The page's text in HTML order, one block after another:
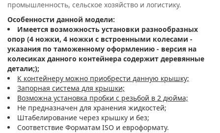
промышленность, сельское хозяйство и логистику.
Особенности данной модели:
Имеется возможность установки разнообразных
опор (4 ножки, 4 ножки с встроенными колесами -
указания по таможенному оформлению - версия на
колесиках данного контейнера содержит деревянные
детали;);
К контейнеру можно приобрести данную крышку;
Запорная система для крышки;
Возможна установка пробки с резьбой в 2 дюйма;
Не предназначен для хранения жидкостей;
Штабелирование через крышку и без;
Соответствие Форматам ISO и евроформату.